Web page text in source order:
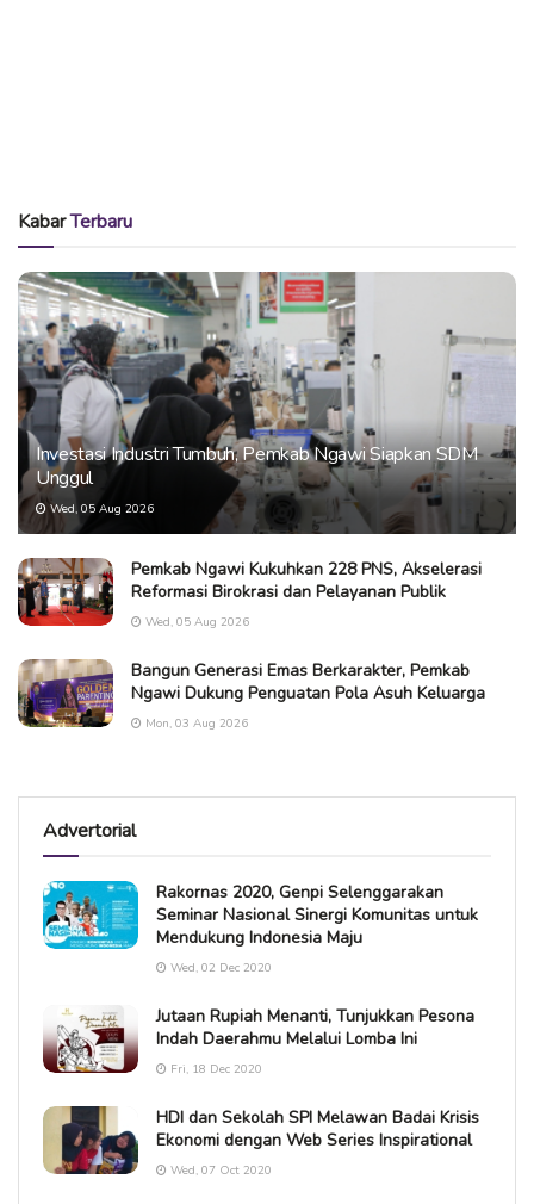
KabarTerbaru
Investasi Industri Tumbuh, Pemkab Ngawi Siapkan SDM
Unggul
Wed, 05 Aug 2026
Pemkab Ngawi Kukuhkan 228 PNS, Akselerasi
Reformasi Birokrasi dan Pelayanan Publik
Wed, 05 Aug 2026
Bangun Generasi Emas Berkarakter, Pemkab
Ngawi Dukung Penguatan Pola Asuh Keluarga
Mon, 03 Aug 2026
Advertorial
Rakornas 2020, Genpi Selenggarakan
Seminar Nasional Sinergi Komunitas untuk
Mendukung Indonesia Maju
Wed, 02 Dec 2020
Jutaan Rupiah Menanti, Tunjukkan Pesona
Indah Daerahmu Melalui Lomba Ini
Fri, 18 Dec 2020
HDI dan Sekolah SPI Melawan Badai Krisis
Ekonomi dengan Web Series Inspirational
Wed, 07 Oct 2020